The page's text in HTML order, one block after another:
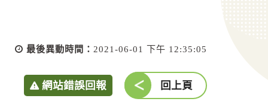
最後異動時間： 2021-06-01 下午 12:35:05
網站錯誤回報 回上頁